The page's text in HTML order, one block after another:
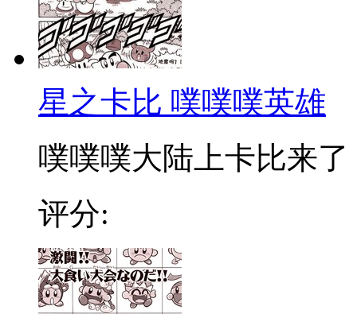
星之卡比 噗噗噗英雄
噗噗噗大陆上卡比来了
评分: